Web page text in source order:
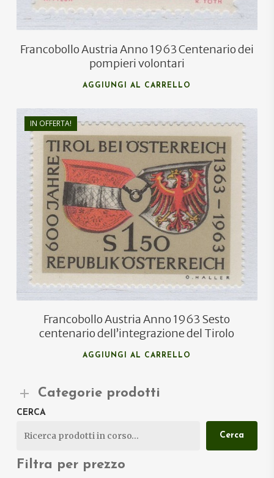
Francobollo Austria Anno 1963 Centenario dei
pompieri volontari
AGGIUNGI AL CARRELLO
IN OFFERTA!
€0,70
€0,45
Francobollo Austria Anno 1963 Sesto
centenario dell’integrazione del Tirolo
AGGIUNGI AL CARRELLO
Categorie prodotti
CERCA
Cerca
Filtra per prezzo